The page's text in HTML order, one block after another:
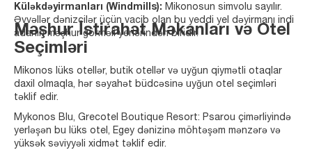
Küləkdəyirmanları (Windmills): Mikonosun simvolu sayılır.
Əvvəllər dənizçilər üçün vacib olan bu yeddi yel dəyirmanı indi
adanın məşhur görməli yerlərindən biridir.
Məşhur İstirahət Məkanları və Otel
Seçimləri
Mikonos lüks otellər, butik otellər və uyğun qiymətli otaqlar
daxil olmaqla, hər səyahət büdcəsinə uyğun otel seçimləri
təklif edir.
Mykonos Blu, Grecotel Boutique Resort: Psarou çimərliyində
yerləşən bu lüks otel, Egey dənizinə möhtəşəm mənzərə və
yüksək səviyyəli xidmət təklif edir.